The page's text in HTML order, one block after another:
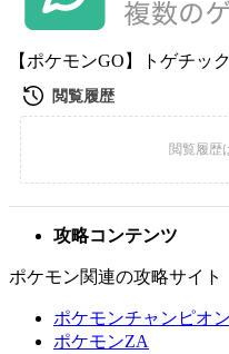
【ポケモンGO】トゲチッ
攻略コンテンツ
ポケモン関連の攻略サイト
ポケモンチャンピオ
ポケモンZA